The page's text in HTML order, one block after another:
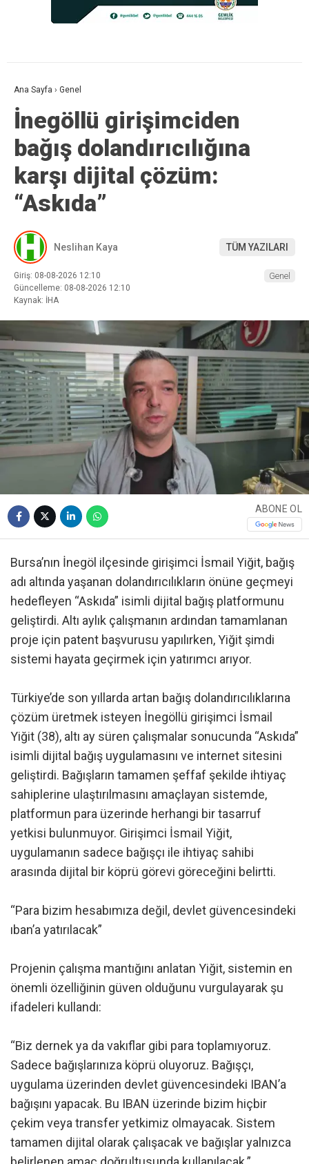
Ana Sayfa › Genel
İnegöllü girişimciden
bağış dolandırıcılığına
karşı dijital çözüm:
“Askıda”
Neslihan Kaya TÜM YAZILARI
Giriş: 08-08-2026 12:10
Güncelleme: 08-08-2026 12:10
Kaynak: İHA
Genel
ABONE OL
Bursa’nın İnegöl ilçesinde girişimci İsmail Yiğit, bağış
adı altında yaşanan dolandırıcılıkların önüne geçmeyi
hedefleyen “Askıda” isimli dijital bağış platformunu
geliştirdi. Altı aylık çalışmanın ardından tamamlanan
proje için patent başvurusu yapılırken, Yiğit şimdi
sistemi hayata geçirmek için yatırımcı arıyor.
Türkiye’de son yıllarda artan bağış dolandırıcılıklarına
çözüm üretmek isteyen İnegöllü girişimci İsmail
Yiğit (38), altı ay süren çalışmalar sonucunda “Askıda”
isimli dijital bağış uygulamasını ve internet sitesini
geliştirdi. Bağışların tamamen şeffaf şekilde ihtiyaç
sahiplerine ulaştırılmasını amaçlayan sistemde,
platformun para üzerinde herhangi bir tasarruf
yetkisi bulunmuyor. Girişimci İsmail Yiğit,
uygulamanın sadece bağışçı ile ihtiyaç sahibi
arasında dijital bir köprü görevi göreceğini belirtti.
“Para bizim hesabımıza değil, devlet güvencesindeki
ıban’a yatırılacak”
Projenin çalışma mantığını anlatan Yiğit, sistemin en
önemli özelliğinin güven olduğunu vurgulayarak şu
ifadeleri kullandı:
“Biz dernek ya da vakıflar gibi para toplamıyoruz.
Sadece bağışlarınıza köprü oluyoruz. Bağışçı,
uygulama üzerinden devlet güvencesindeki IBAN’a
bağışını yapacak. Bu IBAN üzerinde bizim hiçbir
çekim veya transfer yetkimiz olmayacak. Sistem
tamamen dijital olarak çalışacak ve bağışlar yalnızca